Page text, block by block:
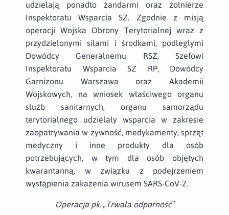
udzielają ponadto żandarmi oraz żołnierze
Inspektoratu Wsparcia SZ. Zgodnie z misją
operacji Wojska Obrony Terytorialnej wraz z
przydzielonymi siłami i środkami, podległymi
Dowódcy Generalnemu RSZ, Szefowi
Inspektoratu Wsparcia SZ RP, Dowódcy
Garnizonu Warszawa oraz Akademii
Wojskowych, na wniosek właściwego organu
służb sanitarnych, organu samorządu
terytorialnego udzielały wsparcia w zakresie
zaopatrywania w żywność, medykamenty, sprzęt
medyczny i inne produkty dla osób
potrzebujących, w tym dla osób objętych
kwarantanną, w związku z podejrzeniem
wystąpienia zakażenia wirusem SARS-CoV-2.
Operacja pk. „Trwała odporność”